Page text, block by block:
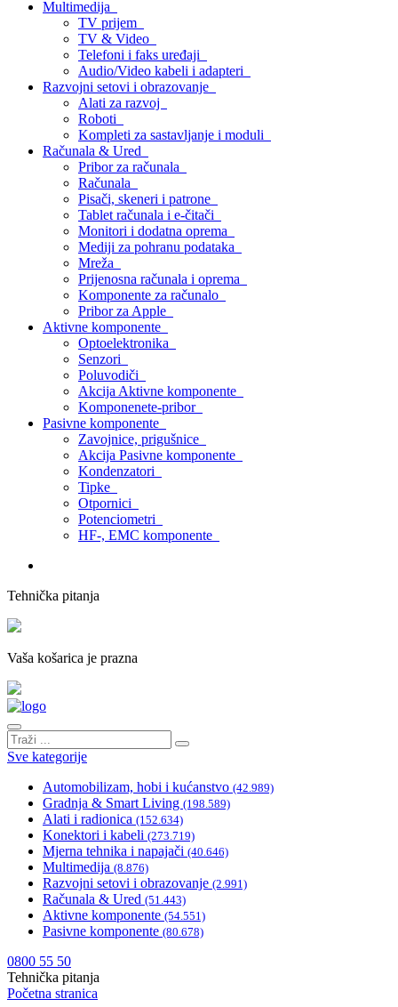
Multimedija
TV prijem
TV & Video
Telefoni i faks uređaji
Audio/Video kabeli i adapteri
Razvojni setovi i obrazovanje
Alati za razvoj
Roboti
Kompleti za sastavljanje i moduli
Računala & Ured
Pribor za računala
Računala
Pisači, skeneri i patrone
Tablet računala i e-čitači
Monitori i dodatna oprema
Mediji za pohranu podataka
Mreža
Prijenosna računala i oprema
Komponente za računalo
Pribor za Apple
Aktivne komponente
Optoelektronika
Senzori
Poluvodiči
Akcija Aktivne komponente
Komponenete-pribor
Pasivne komponente
Zavojnice, prigušnice
Akcija Pasivne komponente
Kondenzatori
Tipke
Otpornici
Potenciometri
HF-, EMC komponente
Tehnička pitanja
Vaša košarica je prazna
Sve kategorije
Automobilizam, hobi i kućanstvo (42.989)
Gradnja & Smart Living (198.589)
Alati i radionica (152.634)
Konektori i kabeli (273.719)
Mjerna tehnika i napajači (40.646)
Multimedija (8.876)
Razvojni setovi i obrazovanje (2.991)
Računala & Ured (51.443)
Aktivne komponente (54.551)
Pasivne komponente (80.678)
0800 55 50
Tehnička pitanja
Početna stranica